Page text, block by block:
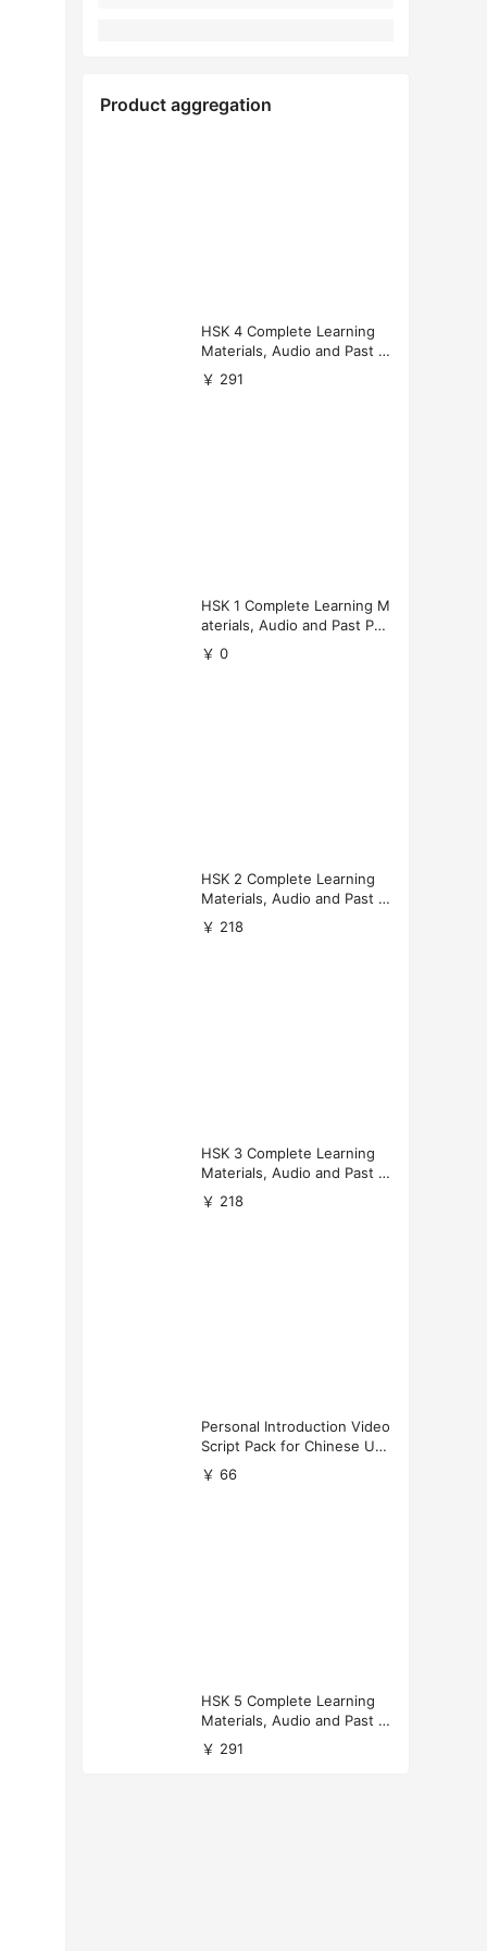
Product aggregation
HSK 4 Complete Learning
Materials, Audio and Past P
apers Download
￥ 291
HSK 1 Complete Learning M
aterials, Audio and Past Pap
ers (Free Download)
￥ 0
HSK 2 Complete Learning
Materials, Audio and Past P
apers Download
￥ 218
HSK 3 Complete Learning
Materials, Audio and Past P
apers Download
￥ 218
Personal Introduction Video
Script Pack for Chinese Uni
versity Applications
￥ 66
HSK 5 Complete Learning
Materials, Audio and Past P
apers Download
￥ 291